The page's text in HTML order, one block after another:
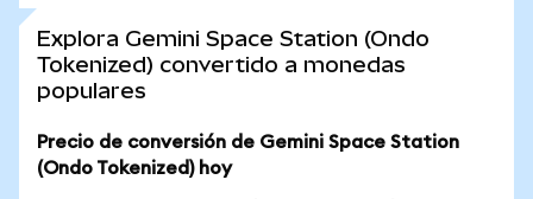
Explora Gemini Space Station (Ondo
Tokenized) convertido a monedas
populares
Precio de conversión de Gemini Space Station
(Ondo Tokenized) hoy